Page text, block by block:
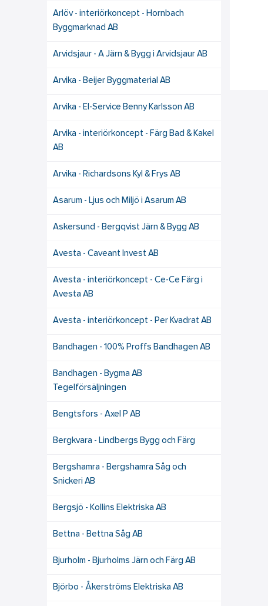
Arlöv - interiörkoncept - Hornbach
Byggmarknad AB
Arvidsjaur - A Järn & Bygg i Arvidsjaur AB
Arvika - Beijer Byggmaterial AB
Arvika - El-Service Benny Karlsson AB
Arvika - interiörkoncept - Färg Bad & Kakel
AB
Arvika - Richardsons Kyl & Frys AB
Asarum - Ljus och Miljö i Asarum AB
Askersund - Bergqvist Järn & Bygg AB
Avesta - Caveant Invest AB
Avesta - interiörkoncept - Ce-Ce Färg i
Avesta AB
Avesta - interiörkoncept - Per Kvadrat AB
Bandhagen - 100% Proffs Bandhagen AB
Bandhagen - Bygma AB
Tegelförsäljningen
Bengtsfors - Axel P AB
Bergkvara - Lindbergs Bygg och Färg
Bergshamra - Bergshamra Såg och
Snickeri AB
Bergsjö - Kollins Elektriska AB
Bettna - Bettna Såg AB
Bjurholm - Bjurholms Järn och Färg AB
Björbo - Åkerströms Elektriska AB